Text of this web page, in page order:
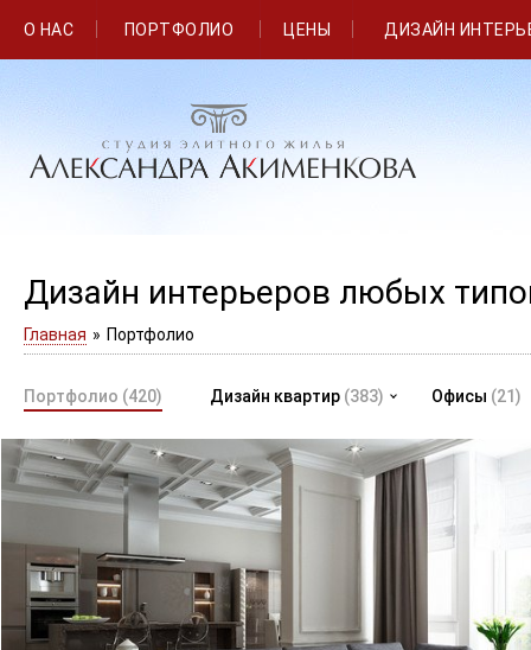
О НАС ПОРТФОЛИО ЦЕНЫ ДИЗАЙН
Дизайн интерьеров любых
Главная » Портфолио
Портфолио (420) Дизайн квартир (383) Офисы (21)
Современный дизайн трехкомнатной квартиры
на Каменноостровском проспекте. Интерьер в
ЖК Каменноостровская коллекция выполнен ...